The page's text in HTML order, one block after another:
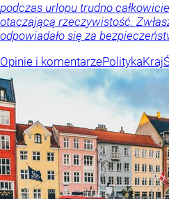
podczas urlopu trudno
otaczającą rzeczywistość.
odpowiadało się za
Opinie i komentarzePolitykaKraj